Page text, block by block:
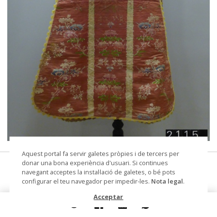
© Arxiu Fotogràfic del Consorci del Patrimoni de
Sitges
casulla
Datació Segle XVIII - Segle XIX
Aquest portal fa servir galetes pròpies i de tercers per
donar una bona experiència d'usuari. Si continues
navegant acceptes la instal·lació de galetes, o bé pots
configurar el teu navegador per impedir-les. Nota legal.
Acceptar